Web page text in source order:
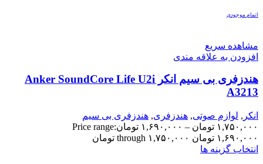
اتمام موجودی
مشاهده سریع
افزودن به علاقه مندی
هندزفری بی سیم انکر Anker SoundCore Life U2i
A3213
انکر , لوازم صوتی, هندزفری, هندزفری بی سیم
۱,۷۵۰,۰۰۰ تومان – ۱,۶۹۰,۰۰۰ تومانPrice range:
۱,۶۹۰,۰۰۰ تومان through ۱,۷۵۰,۰۰۰ تومان
انتخاب گزینه ها